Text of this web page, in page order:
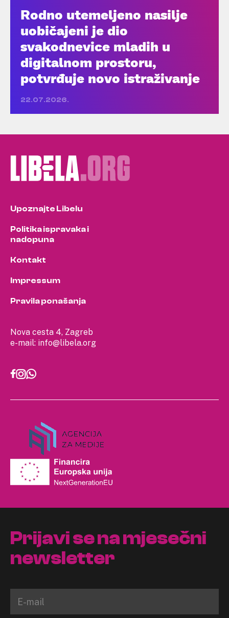
Rodno utemeljeno nasilje
uobičajeni je dio
svakodnevice mladih u
digitalnom prostoru,
potvrđuje novo istraživanje
22.07.2026.
Nova cesta 4, Zagreb
e-mail: info@libela.org
Upoznajte Libelu
Politika ispravaka i
nadopuna
Kontakt
Impressum
Pravila ponašanja
Prijavi se na mjesečni
newsletter